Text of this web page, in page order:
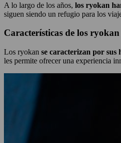
A lo largo de los años, los ryokan
siguen siendo un refugio para los
Características de los ryokan
Los ryokan se caracterizan por sus
les permite ofrecer una experiencia